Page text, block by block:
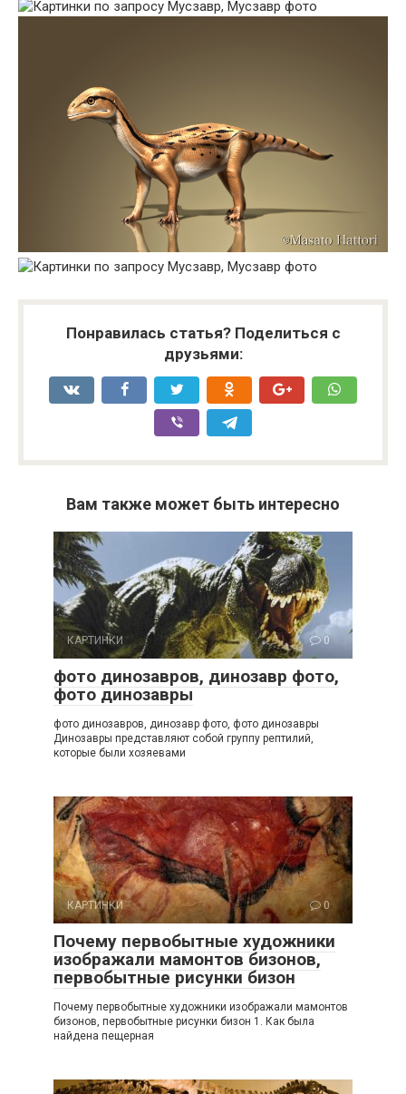
Понравилась статья? Поделиться с
друзьями:
Вам также может быть интересно
КАРТИНКИ 0
фото динозавров, динозавр фото,
фото динозавры
фото динозавров, динозавр фото, фото динозавры
Динозавры представляют собой группу рептилий,
которые были хозяевами
КАРТИНКИ 0
Почему первобытные художники
изображали мамонтов бизонов,
первобытные рисунки бизон
Почему первобытные художники изображали мамонтов
бизонов, первобытные рисунки бизон 1. Как была
найдена пещерная